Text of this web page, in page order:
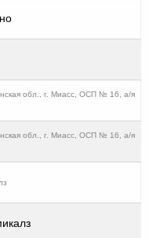
обл., г. Миасс, ОСП № 16, а/я
обл., г. Миасс, ОСП № 16, а/я